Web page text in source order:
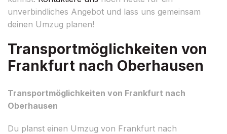
unverbindliches Angebot und lass uns gemeinsam
deinen Umzug planen!
Transportmöglichkeiten von
Frankfurt nach Oberhausen
Transportmöglichkeiten von Frankfurt nach
Oberhausen
Du planst einen Umzug von Frankfurt nach